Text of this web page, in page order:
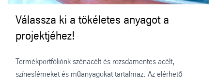
Válassza ki a tökéletes anyagot a
projektjéhez!
Termékportfóliónk szénacélt és rozsdamentes acélt,
színesfémeket és műanyagokat tartalmaz. Az elérhető